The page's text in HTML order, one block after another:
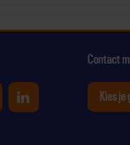
Facebook
op Instagram
Sporten op
Uniek Sporten
Contact
Kies